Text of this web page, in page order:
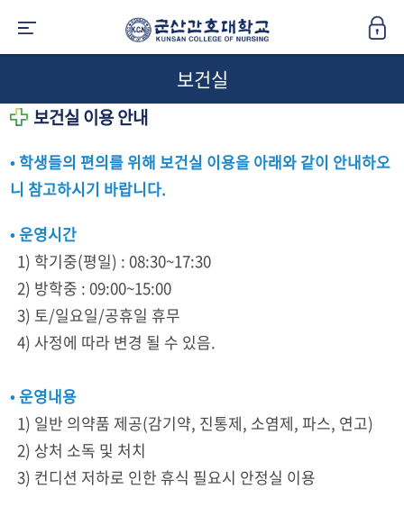
보건실
보건실 이용 안내
• 학생들의 편의를 위해 보건실 이용을 아래와 같이 안내하오
니 참고하시기 바랍니다.
• 운영시간
1) 학기중(평일) : 08:30~17:30
2) 방학중 : 09:00~15:00
3) 토/일요일/공휴일 휴무
4) 사정에 따라 변경 될 수 있음.
• 운영내용
1) 일반 의약품 제공(감기약, 진통제, 소염제, 파스, 연고)
2) 상처 소독 및 처치
3) 컨디션 저하로 인한 휴식 필요시 안정실 이용